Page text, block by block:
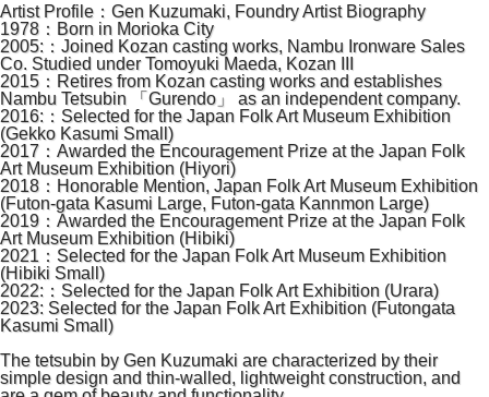
Artist Profile：Gen Kuzumaki, Foundry Artist Biography
1978：Born in Morioka City
2005:：Joined Kozan casting works, Nambu Ironware Sales
Co. Studied under Tomoyuki Maeda, Kozan III
2015：Retires from Kozan casting works and establishes
Nambu Tetsubin 「Gurendo」 as an independent company.
2016:：Selected for the Japan Folk Art Museum Exhibition
(Gekko Kasumi Small)
2017：Awarded the Encouragement Prize at the Japan Folk
Art Museum Exhibition (Hiyori)
2018：Honorable Mention, Japan Folk Art Museum Exhibition
(Futon-gata Kasumi Large, Futon-gata Kannmon Large)
2019：Awarded the Encouragement Prize at the Japan Folk
Art Museum Exhibition (Hibiki)
2021：Selected for the Japan Folk Art Museum Exhibition
(Hibiki Small)
2022:：Selected for the Japan Folk Art Exhibition (Urara)
2023: Selected for the Japan Folk Art Exhibition (Futongata
Kasumi Small)
The tetsubin by Gen Kuzumaki are characterized by their
simple design and thin-walled, lightweight construction, and